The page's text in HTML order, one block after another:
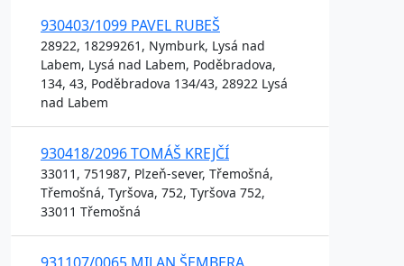
930403/1099 PAVEL RUBEŠ
28922, 18299261, Nymburk, Lysá nad
Labem, Lysá nad Labem, Poděbradova,
134, 43, Poděbradova 134/43, 28922 Lysá
nad Labem
930418/2096 TOMÁŠ KREJČÍ
33011, 751987, Plzeň-sever, Třemošná,
Třemošná, Tyršova, 752, Tyršova 752,
33011 Třemošná